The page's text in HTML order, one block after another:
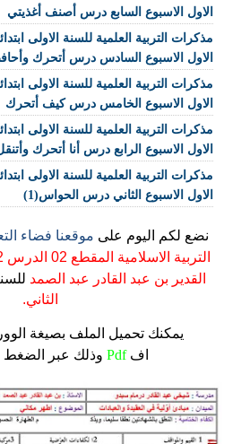
الاول الاسبوع السابع درس أصنف أغذيتي
مذكرات التربية العلمية للسنة الاولى
الاول الاسبوع السادس درس أتحرك
مذكرات التربية العلمية للسنة الاولى
الاول الاسبوع الخامس درس كيف أتحرك
مذكرات التربية العلمية للسنة الاولى
الاول الاسبوع الرابع درس أنا أتحرك
مذكرات التربية العلمية للسنة الاولى
الاول الاسبوع الثاني درس الحواس(1)
نضع لكم اليوم على موقعنا فضاء
القدير بن عبد القادر عبد الصمد
الثاني.
يمكنك تحميل الملف بصيغة
افPdf وذلك عبر الضغط